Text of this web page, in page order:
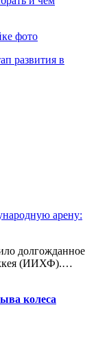
фото
развития в
арену:
долгожданное
(ИИХФ).…
колеса